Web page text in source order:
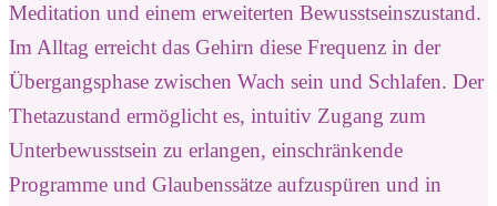
Meditation und einem erweiterten Bewusstseinszustand.
Im Alltag erreicht das Gehirn diese Frequenz in der
Übergangsphase zwischen Wach sein und Schlafen. Der
Thetazustand ermöglicht es, intuitiv Zugang zum
Unterbewusstsein zu erlangen, einschränkende
Programme und Glaubenssätze aufzuspüren und in